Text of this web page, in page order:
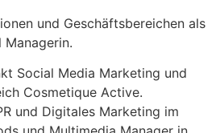
und Geschäfts­be­rei­chen als
Mana­ge­rin.
Social Media Mar­ke­ting und
Cos­me­tique Acti­ve.
und Digi­ta­les Mar­ke­ting im